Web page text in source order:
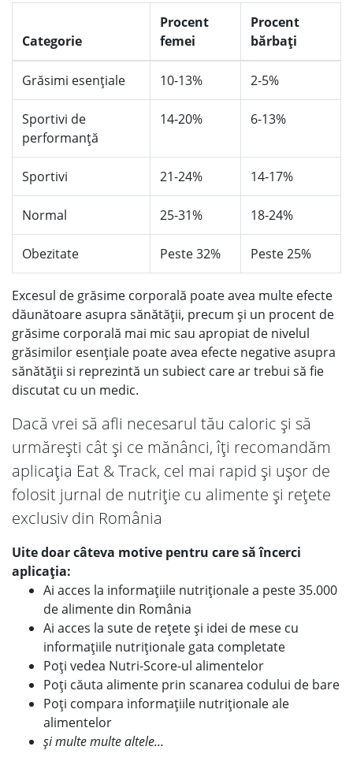
Categorie
Procent
femei
Procent
bărbați
Grăsimi esențiale 10-13% 2-5%
Sportivi de
performanță
14-20% 6-13%
Sportivi 21-24% 14-17%
Normal 25-31% 18-24%
Obezitate Peste 32% Peste 25%
Excesul de grăsime corporală poate avea multe efecte
dăunătoare asupra sănătății, precum și un procent de
grăsime corporală mai mic sau apropiat de nivelul
grăsimilor esențiale poate avea efecte negative asupra
sănătății si reprezintă un subiect care ar trebui să fie
discutat cu un medic.
Dacă vrei să afli necesarul tău caloric și să
urmărești cât și ce mănânci, îți recomandăm
aplicația Eat & Track, cel mai rapid și ușor de
folosit jurnal de nutriție cu alimente și rețete
exclusiv din România
Uite doar câteva motive pentru care să încerci
aplicația:
Ai acces la informațiile nutriționale a peste 35.000
de alimente din România
Ai acces la sute de rețete și idei de mese cu
informațiile nutriționale gata completate
Poți vedea Nutri-Score-ul alimentelor
Poți căuta alimente prin scanarea codului de bare
Poți compara informațiile nutriționale ale
alimentelor
și multe multe altele...